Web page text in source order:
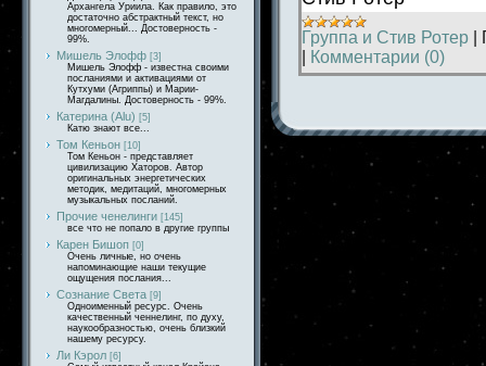
Архангела Уриила. Как правило, это
достаточно абстрактный текст, но
многомерный... Достоверность -
99%.
Мишель Элофф [3]
Мишель Элофф - известна своими
посланиями и активациями от
Кутхуми (Агриппы) и Марии-
Магдалины. Достоверность - 99%.
Катерина (Alu) [5]
Катю знают все...
Том Кеньон [10]
Том Кеньон - представляет
цивилизацию Хаторов. Автор
оригинальных энергетических
методик, медитаций, многомерных
музыкальных посланий.
Прочие ченелинги [145]
все что не попало в другие группы
Карен Бишоп [0]
Очень личные, но очень
напоминающие наши текущие
ощущения послания...
Сознание Света [9]
Одноименный ресурс. Очень
качественный ченнелинг, по духу,
наукообразностью, очень близкий
нашему ресурсу.
Ли Кэрол [6]
Группа и Стив Ротер
Комментарии (0)